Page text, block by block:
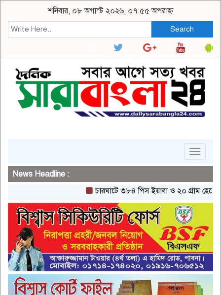
শনিবার, ০৮ অগাস্ট ২০২৬, ০৭:৫৫ অপরাহ্ন
Search
Toggle
News Headline :
চারঘাটে ৩৮৪ পিস ইয়াবা ও ২০ গ্রাম হেরোইনসহ